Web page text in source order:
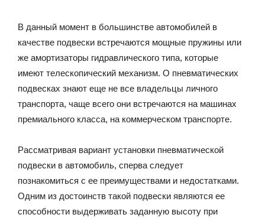
В данный момент в большинстве автомобилей в
качестве подвески встречаются мощные пружины или
же амортизаторы гидравлического типа, которые
имеют телескопический механизм. О пневматических
подвесках знают еще не все владельцы личного
транспорта, чаще всего они встречаются на машинах
премиального класса, на коммерческом транспорте.
Рассматривая вариант установки пневматической
подвески в автомобиль, сперва следует
познакомиться с ее преимуществами и недостатками.
Одним из достоинств такой подвески являются ее
способности выдерживать заданную высоту при